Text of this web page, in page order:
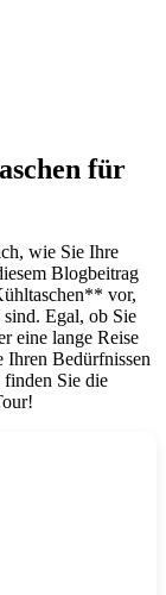
für
wie Sie Ihre
Blogbeitrag
vor,
Egal, ob Sie
eine lange Reise
Ihren Bedürfnissen
finden Sie die